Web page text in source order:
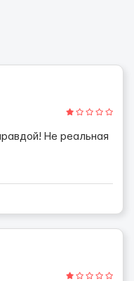
Не реальная